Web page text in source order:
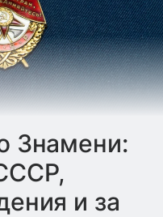
Знамени:
и за